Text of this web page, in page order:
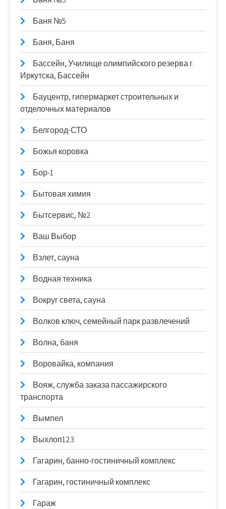
Баня №5
Баня, Баня
Бассейн, Училище олимпийского резерва г.
Иркутска, Бассейн
Бауцентр, гипермаркет строительных и
отделочных материалов
Белгород-СТО
Божья коровка
Бор-1
Бытовая химия
Бытсервис, №2
Ваш Выбор
Взлет, сауна
Водная техника
Вокруг света, сауна
Волков ключ, семейный парк развлечений
Волна, баня
Воровайка, компания
Вояж, служба заказа пассажирского
транспорта
Вымпел
Выхлоп123
Гагарин, банно-гостиничный комплекс
Гагарин, гостиничный комплекс
Гараж